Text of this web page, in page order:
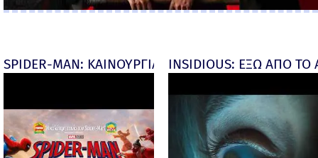
SPIDER-MAN: ΚΑΙΝΟΥΡΓΙΑ ΜΕΡΑ (Spider-Man:
INSIDIOUS: ΕΞΩ ΑΠΟ